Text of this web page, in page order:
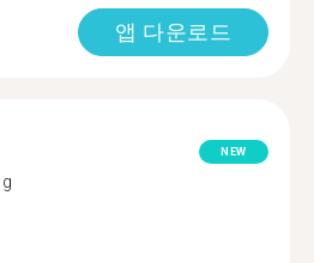
앱 다운로드
NEW